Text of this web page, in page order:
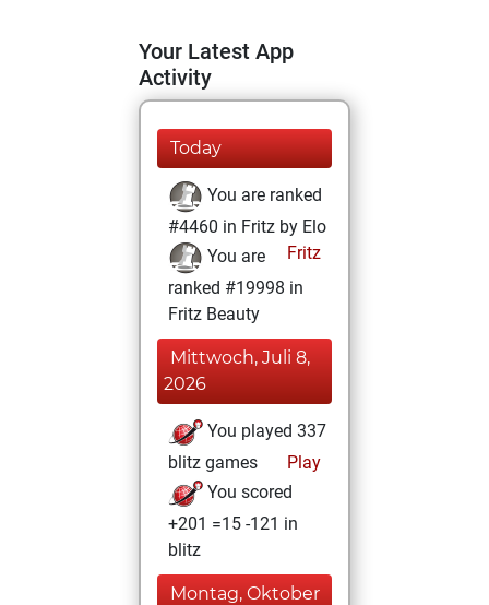
Your Latest App
Activity
Today
You are ranked
#4460 in Fritz by Elo
Fritz
You are
ranked #19998 in
Fritz Beauty
Mittwoch, Juli 8,
2026
You played 337
blitz games
Play
You scored
+201 =15 -121 in
blitz
Montag, Oktober